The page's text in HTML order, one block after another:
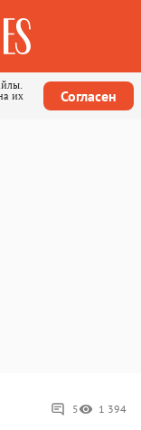
их
Согласен
5 1 394